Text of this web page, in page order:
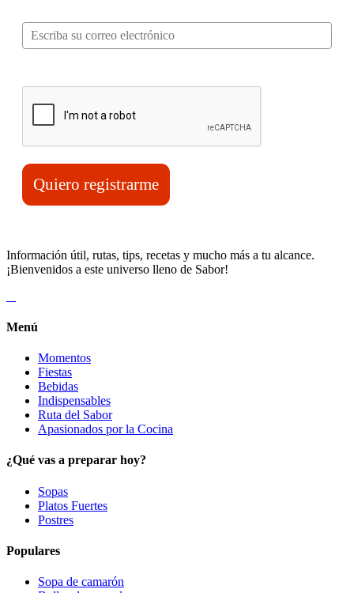
Quiero registrarme
Información útil, rutas, tips, recetas y mucho más a tu alcance.
¡Bienvenidos a este universo lleno de Sabor!
Menú
Momentos
Fiestas
Bebidas
Indispensables
Ruta del Sabor
Apasionados por la Cocina
¿Qué vas a preparar hoy?
Sopas
Platos Fuertes
Postres
Populares
Sopa de camarón